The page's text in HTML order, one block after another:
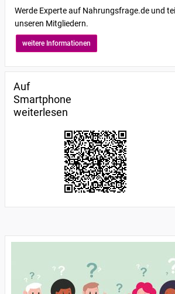
Werde Experte auf Nahrungsfrage.de und
unseren Mitgliedern.
weitere Informationen
Auf
Smartphone
weiterlesen